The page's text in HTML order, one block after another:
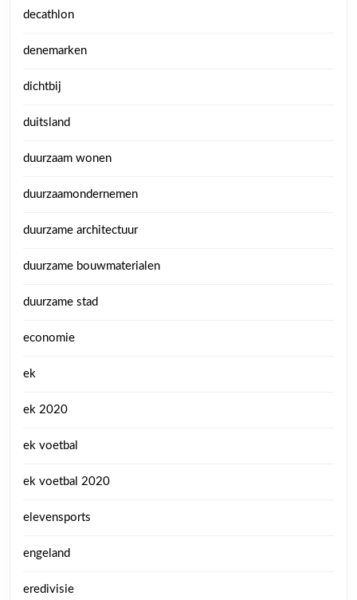
decathlon
denemarken
dichtbij
duitsland
duurzaam wonen
duurzaamondernemen
duurzame architectuur
duurzame bouwmaterialen
duurzame stad
economie
ek
ek 2020
ek voetbal
ek voetbal 2020
elevensports
engeland
eredivisie